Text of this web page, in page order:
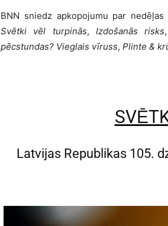
BNN sniedz apkopojumu par
Svētki vēl turpinās, Izdošanās risks
pēcstundas? Vieglais vīruss, Plinte &
Latvijas Republikas 105.